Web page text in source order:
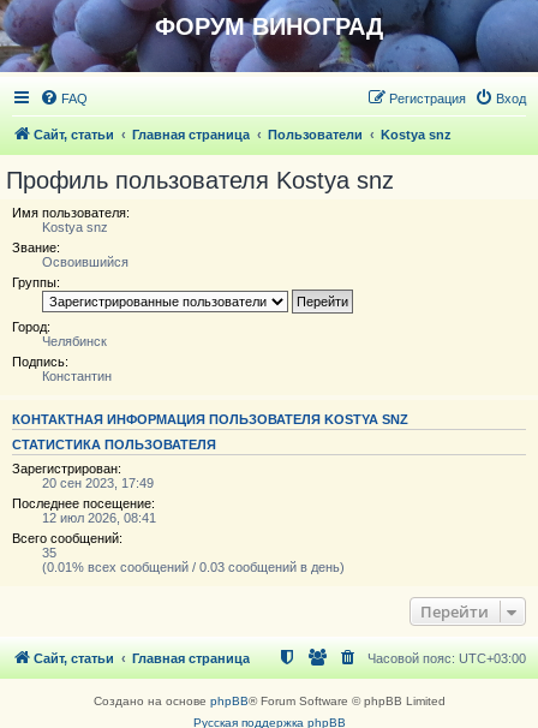
ФОРУМ ВИНОГРАД
FAQ Вход
Регистрация
Сайт, статьи Главная страница Пользователи Kostya snz
Профиль пользователя Kostya snz
Имя пользователя:
Kostya snz
Звание:
Освоившийся
Группы:
Город:
Челябинск
Подпись:
Константин
КОНТАКТНАЯ ИНФОРМАЦИЯ ПОЛЬЗОВАТЕЛЯ KOSTYA SNZ
СТАТИСТИКА ПОЛЬЗОВАТЕЛЯ
Зарегистрирован:
20 сен 2023, 17:49
Последнее посещение:
12 июл 2026, 08:41
Всего сообщений:
35
(0.01% всех сообщений / 0.03 сообщений в день)
Перейти
Сайт, статьи Главная страница Часовой пояс: UTC+03:00
Создано на основе phpBB® Forum Software © phpBB Limited
Русская поддержка phpBB